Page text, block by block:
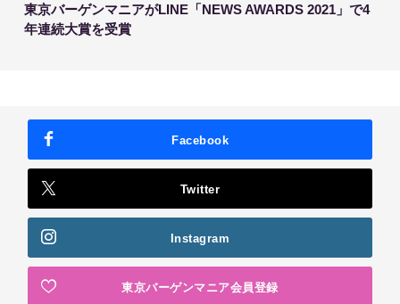
東京バーゲンマニアがLINE「NEWS AWARDS 2021」で4
年連続大賞を受賞
Facebook
Twitter
Instagram
東京バーゲンマニア会員登録